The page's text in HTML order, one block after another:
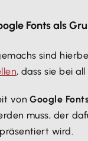
Fonts als
sind
, dass sie bei
vonGoogle
muss, der
wird.